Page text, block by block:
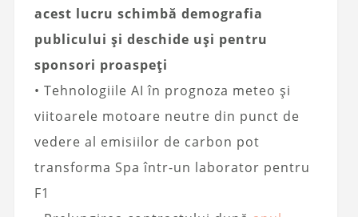
acest lucru schimbă demografia
publicului și deschide uși pentru
sponsori proaspeți
• Tehnologiile AI în prognoza meteo și
viitoarele motoare neutre din punct de
vedere al emisiilor de carbon pot
transforma Spa într-un laborator pentru
F1